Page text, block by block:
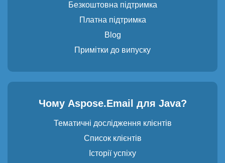
Безкоштовна підтримка
Платна підтримка
Blog
Примітки до випуску
Чому Aspose.Email для Java?
Тематичні дослідження клієнтів
Список клієнтів
Історії успіху